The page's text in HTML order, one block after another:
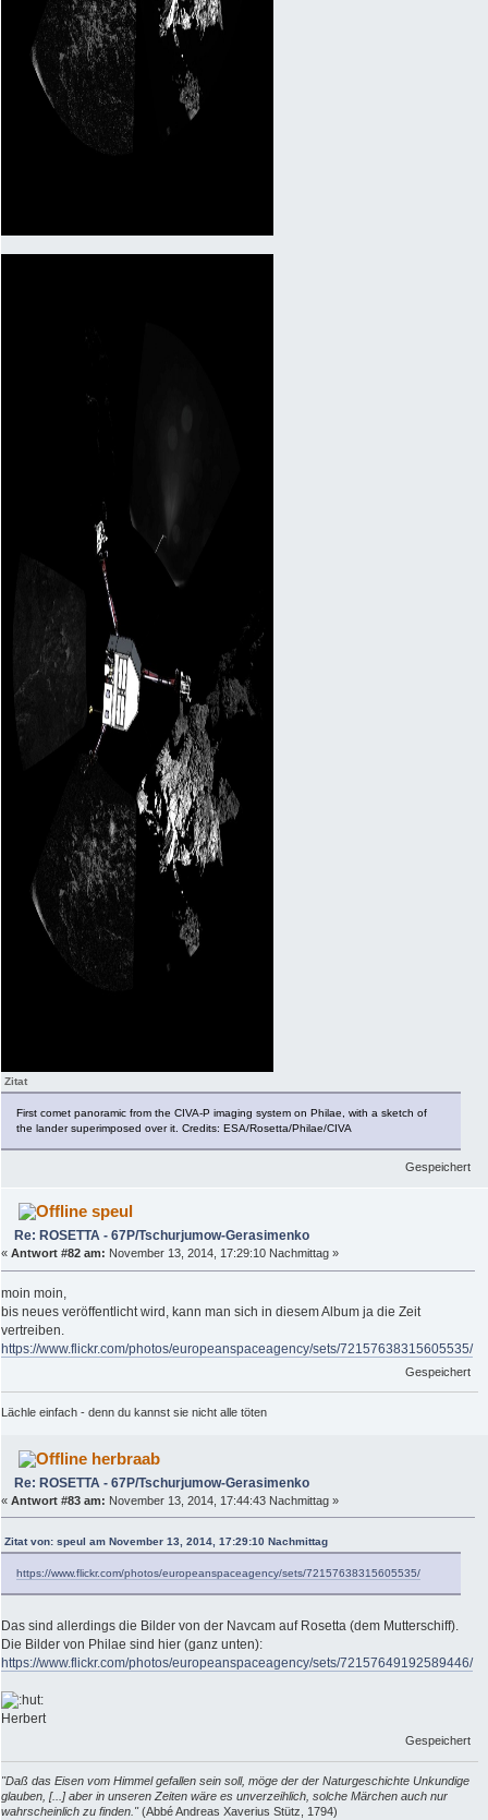
Zitat
First comet panoramic from the CIVA-P imaging system on Philae, with a sketch of
the lander superimposed over it. Credits: ESA/Rosetta/Philae/CIVA
Gespeichert
speul
Re: ROSETTA - 67P/Tschurjumow-Gerasimenko
« Antwort #82 am: November 13, 2014, 17:29:10 Nachmittag »
moin moin,
bis neues veröffentlicht wird, kann man sich in diesem Album ja die Zeit
vertreiben.
https://www.flickr.com/photos/europeanspaceagency/sets/72157638315605535/
Gespeichert
Lächle einfach - denn du kannst sie nicht alle töten
herbraab
Re: ROSETTA - 67P/Tschurjumow-Gerasimenko
« Antwort #83 am: November 13, 2014, 17:44:43 Nachmittag »
Zitat von: speul am November 13, 2014, 17:29:10 Nachmittag
https://www.flickr.com/photos/europeanspaceagency/sets/72157638315605535/
Das sind allerdings die Bilder von der Navcam auf Rosetta (dem Mutterschiff).
Die Bilder von Philae sind hier (ganz unten):
https://www.flickr.com/photos/europeanspaceagency/sets/72157649192589446/
Herbert
Gespeichert
"Daß das Eisen vom Himmel gefallen sein soll, möge der der Naturgeschichte Unkundige
glauben, [...] aber in unseren Zeiten wäre es unverzeihlich, solche Märchen auch nur
wahrscheinlich zu finden."(Abbé Andreas Xaverius Stütz, 1794)